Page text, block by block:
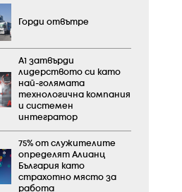
Горди отвътре
А1 затвърди
лидерството си като
най-голямата
технологична компания
и системен
интегратор
75% от служителите
определят Алианц
България като
страхотно място за
работа